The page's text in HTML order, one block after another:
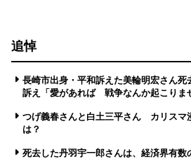
追悼
長崎市出身・平和訴えた美輪明宏さん
訴え「愛があれば 戦争なんか起こりま
つげ義春さんと白土三平さん カリスマ
は？
死去した丹羽宇一郎さんは、経済界有